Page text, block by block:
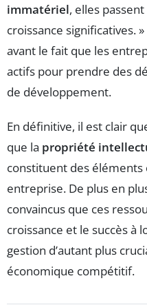
immatériel, elles
croissance significatives.
avant le fait que les
actifs pour prendre des
de développement.
En définitive, il est clair
que la propriété
constituent des éléments
entreprise. De plus en
convaincus que ces
croissance et le succès à
gestion d’autant plus
économique compétitif.